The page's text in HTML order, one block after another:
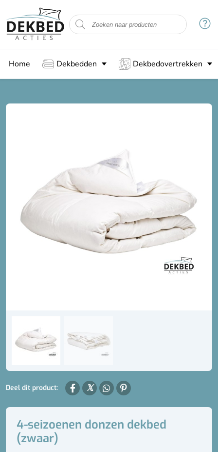
Home Dekbedden Dekbedovertrekken
Deel dit product:
4-seizoenen donzen dekbed
(zwaar)